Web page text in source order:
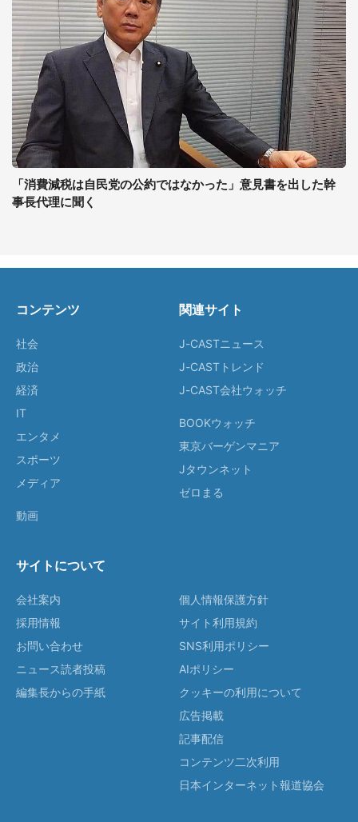
「消費減税は自民党の公約ではなかった」意見書を出した幹
事長代理に聞く
コンテンツ
社会
政治
経済
IT
エンタメ
スポーツ
メディア
動画
関連サイト
J-CASTニュース
J-CASTトレンド
J-CAST会社ウォッチ
BOOKウォッチ
東京バーゲンマニア
Jタウンネット
ゼロまる
サイトについて
会社案内
採用情報
お問い合わせ
ニュース読者投稿
編集長からの手紙
個人情報保護方針
サイト利用規約
SNS利用ポリシー
AIポリシー
クッキーの利用について
広告掲載
記事配信
コンテンツ二次利用
日本インターネット報道協会